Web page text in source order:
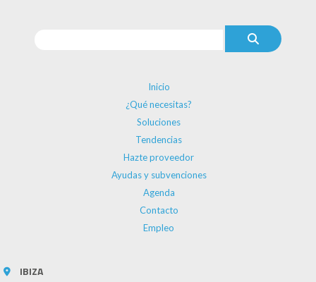
Inicio
¿Qué necesitas?
Soluciones
Tendencias
Hazte proveedor
Ayudas y subvenciones
Agenda
Contacto
Empleo
IBIZA